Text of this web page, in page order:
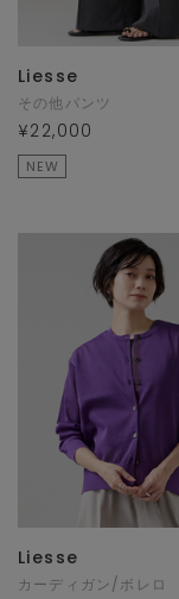
Liesse
その他パンツ
¥22,000
NEW
Liesse
カーディガン/ボレロ